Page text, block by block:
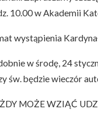
10.00 w Akademii
wystąpienia
w środę, 24
św. będzie wieczór
MOŻE WZIĄĆ